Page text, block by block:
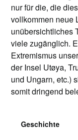
nur für die, die
vollkommen neue
unübersichtliches
viele zugänglich.
Extremismus
der Insel Utøya,
und Ungarn, etc.)
somit dringend
Geschichte